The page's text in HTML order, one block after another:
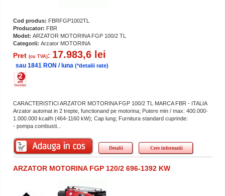
Cod produs: FBRFGP1002TL
Producator: FBR
Model: ARZATOR MOTORINA FGP 100/2 TL
Categorii: Arzator MOTORINA
Pret (cu TVA): 17.983,6 lei
sau 1841 RON / luna (*detalii rate)
CARACTERISTICI ARZATOR MOTORINA FGP 100/2 TL MARCA FBR - ITALIA
Arzator automat in 2 trepte, functionand pe motorina; Putere min / max: 400.000-
1.000.000 kcal/h (464-1160 kW); Cap lung; Furnitura standard cuprinde:
- pompa combusti...
Detalii Cere informatii
ARZATOR MOTORINA FGP 120/2 696-1392 KW